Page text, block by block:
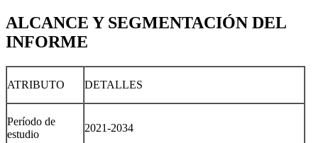
ALCANCE Y SEGMENTACIÓN DEL
INFORME
ATRIBUTO DETALLES
Período de
estudio
2021-2034